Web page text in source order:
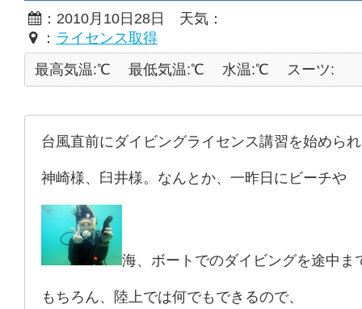
：2010月10日28日 天気：
： ライセンス取得
最高気温:℃
最低気温:℃ 水温:℃ スーツ:
台風直前にダイビングライセンス講習を始めら
神崎様、臼井様。なんとか、一昨日にビーチや
海、ボートでのダイビングを途中ま
もちろん、陸上では何でもできるので、